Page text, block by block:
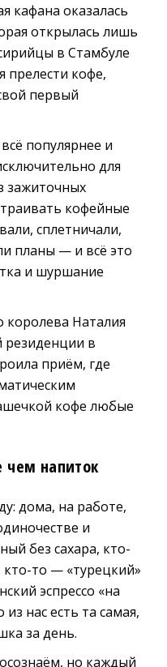
кафана оказалась
открылась лишь
в Стамбуле
прелести кофе,
первый
популярнее и
для
зажиточных
кофейные
сплетничали,
планы — и всё это
и шуршание
королева Наталия
резиденции в
приём, где
кофе любые
чем напиток
дома, на работе,
и
без сахара, кто-
то — «турецкий»
эспрессо «на
нас есть та самая,
за день.
но каждый